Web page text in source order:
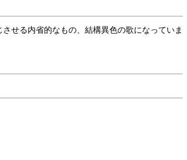
せる内省的なもの、結構異色の歌になっていま